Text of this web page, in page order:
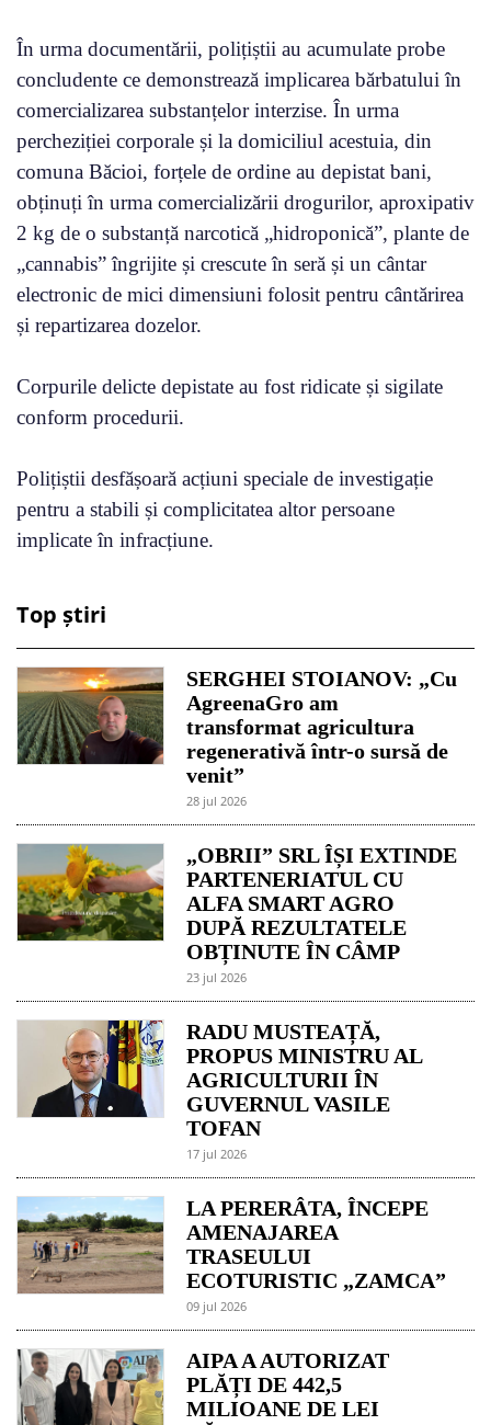
În urma documentării, polițiștii au acumulate probe
concludente ce demonstrează implicarea bărbatului în
comercializarea substanțelor interzise. În urma
percheziției corporale și la domiciliul acestuia, din
comuna Băcioi, forțele de ordine au depistat bani,
obținuți în urma comercializării drogurilor, aproxipativ
2 kg de o substanță narcotică „hidroponică”, plante de
„cannabis” îngrijite și crescute în seră și un cântar
electronic de mici dimensiuni folosit pentru cântărirea
și repartizarea dozelor.
Corpurile delicte depistate au fost ridicate și sigilate
conform procedurii.
Polițiștii desfășoară acțiuni speciale de investigație
pentru a stabili și complicitatea altor persoane
implicate în infracțiune.
Top știri
SERGHEI STOIANOV: „Cu
AgreenaGro am
transformat agricultura
regenerativă într-o sursă de
venit”
28 jul 2026
„OBRII” SRL ÎȘI EXTINDE
PARTENERIATUL CU
ALFA SMART AGRO
DUPĂ REZULTATELE
OBȚINUTE ÎN CÂMP
23 jul 2026
RADU MUSTEAȚĂ,
PROPUS MINISTRU AL
AGRICULTURII ÎN
GUVERNUL VASILE
TOFAN
17 jul 2026
LA PERERÂTA, ÎNCEPE
AMENAJAREA
TRASEULUI
ECOTURISTIC „ZAMCA”
09 jul 2026
AIPA A AUTORIZAT
PLĂȚI DE 442,5
MILIOANE DE LEI